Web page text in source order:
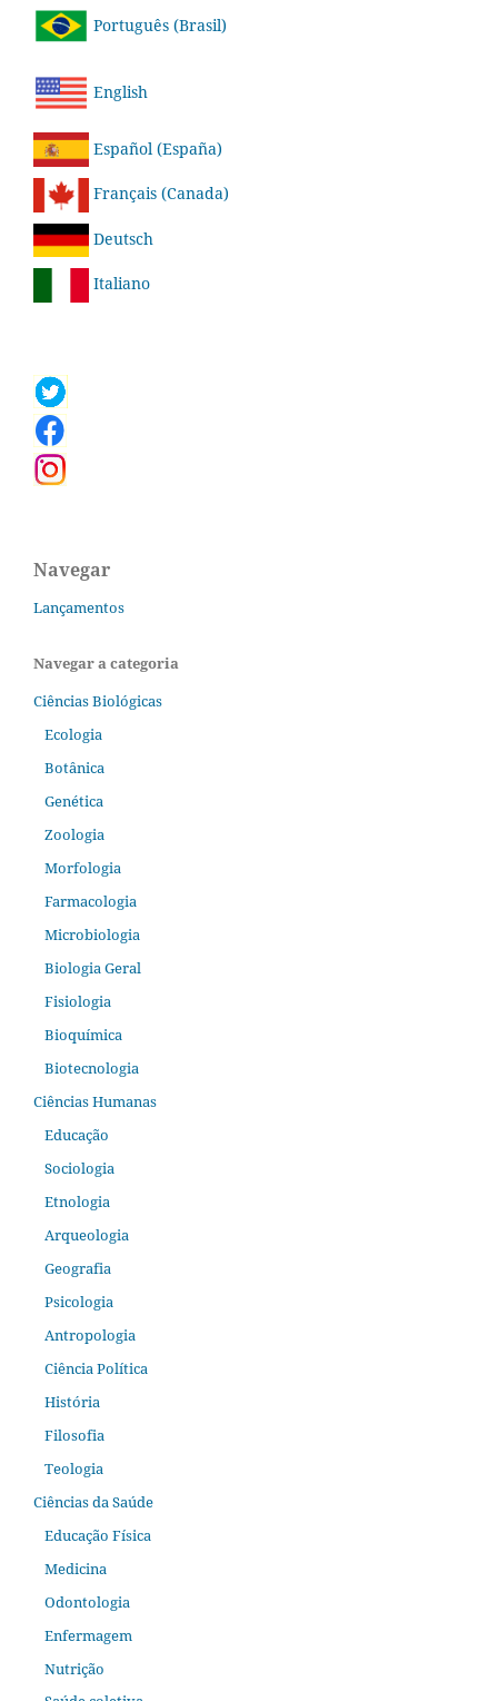
Português (Brasil)
English
Español (España)
Français (Canada)
Deutsch
Italiano
Navegar
Lançamentos
Navegar a categoria
Ciências Biológicas
Ecologia
Botânica
Genética
Zoologia
Morfologia
Farmacologia
Microbiologia
Biologia Geral
Fisiologia
Bioquímica
Biotecnologia
Ciências Humanas
Educação
Sociologia
Etnologia
Arqueologia
Geografia
Psicologia
Antropologia
Ciência Política
História
Filosofia
Teologia
Ciências da Saúde
Educação Física
Medicina
Odontologia
Enfermagem
Nutrição